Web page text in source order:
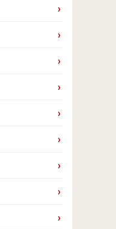
›
›
›
›
›
›
›
›
›